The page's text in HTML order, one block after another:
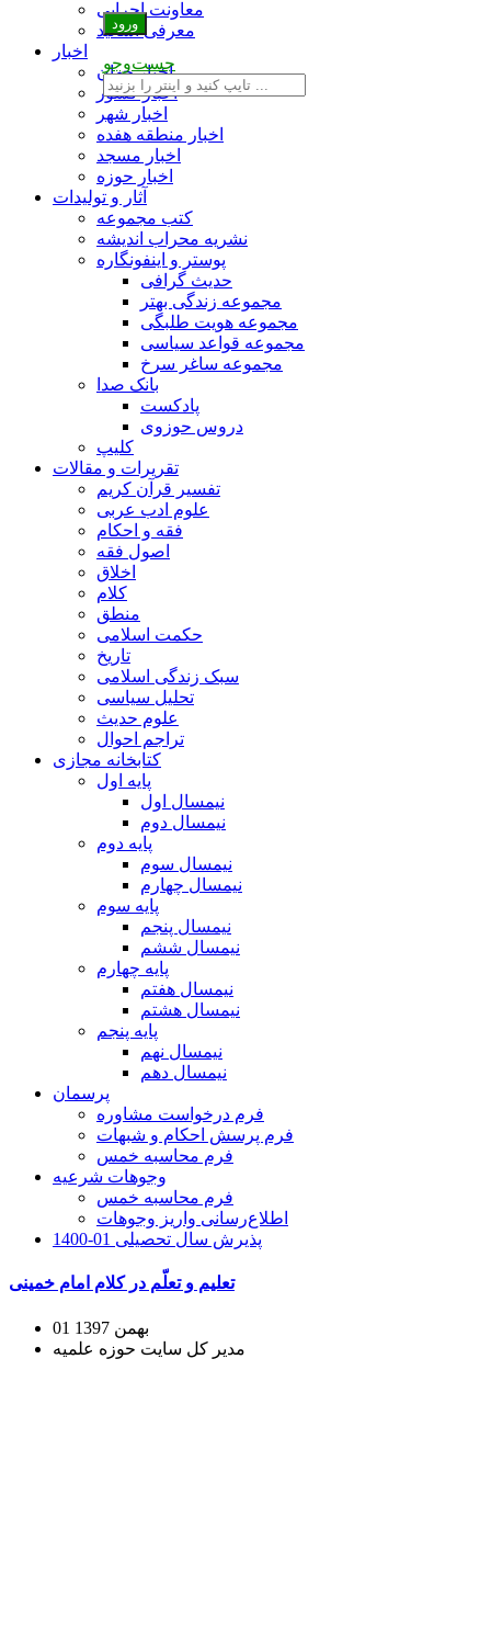
معاونت اجرایی
معرفی اساتید
اخبار
اخبار جهان
اخبار کشور
اخبار شهر
اخبار منطقه هفده
اخبار مسجد
اخبار حوزه
آثار و تولیدات
کتب مجموعه
نشریه محراب اندیشه
پوستر و اینفونگاره
حدیث گرافی
مجموعه زندگی بهتر
مجموعه هویت طلبگی
مجموعه قواعد سیاسی
مجموعه ساغر سرخ
بانک صدا
پادکست
دروس حوزوی
کلیپ
تقریرات و مقالات
تفسیر قرآن کریم
علوم ادب عربی
فقه و احکام
اصول فقه
اخلاق
کلام
منطق
حکمت اسلامی
تاریخ
سبک زندگی اسلامی
تحلیل سیاسی
علوم حدیث
تراجم احوال
کتابخانه مجازی
پایه اول
نیمسال اول
نیمسال دوم
پایه دوم
نیمسال سوم
نیمسال چهارم
پایه سوم
نیمسال پنجم
نیمسال ششم
پایه چهارم
نیمسال هفتم
نیمسال هشتم
پایه پنجم
نیمسال نهم
نیمسال دهم
پرسمان
فرم درخواست مشاوره
فرم پرسش احکام و شبهات
فرم محاسبه خمس
وجوهات شرعیه
فرم محاسبه خمس
اطلاع‌رسانی واریز وجوهات
پذیرش سال تحصیلی 01-1400
جست‌وجو
تعلیم و تعلّم در کلام امام خمینی
01 بهمن 1397
مدیر کل سایت حوزه علمیه